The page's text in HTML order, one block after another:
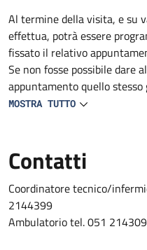
Al termine della visita, e su
effettua, potrà essere
fissato il relativo
Se non fosse possibile dare
appuntamento quello
a contattare
MOSTRA TUTTO
Contatti
Coordinatore tecnico/
2144399
Ambulatorio tel. 051